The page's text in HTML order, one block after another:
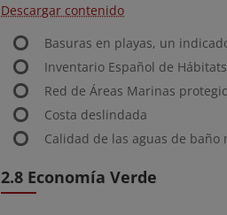
Descargar contenido
Basuras en playas, un
Inventario Español de
Red de Áreas Marinas
Costa deslindada
Calidad de las aguas de baño
2.8 Economía Verde